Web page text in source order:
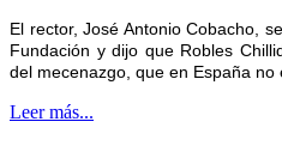
El rector, José Antonio Cobacho,
Fundación y dijo que Robles
del mecenazgo, que en España no
Leer más...